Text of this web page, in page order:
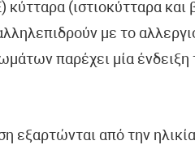
(ιστιοκύτταρα και
με το
παρέχει μία ένδειξη
εξαρτώνται από την